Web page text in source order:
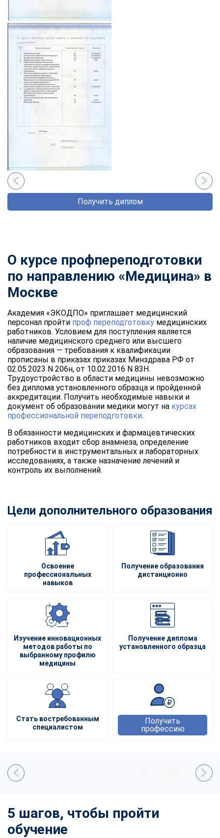
Получить диплом
О курсе профпереподготовки
по направлению «Медицина» в
Москве
Академия «ЭКОДПО» приглашает медицинский
персонал пройти проф переподготовку медицинских
работников. Условием для поступления является
наличие медицинского среднего или высшего
образования — требования к квалификации
прописаны в приказах приказах Минздрава РФ от
02.05.2023 N 206н, от 10.02.2016 N 83Н.
Трудоустройство в области медицины невозможно
без диплома установленного образца и пройденной
аккредитации. Получить необходимые навыки и
документ об образовании медики могут на курсах
профессиональной переподготовки.
В обязанности медицинских и фармацевтических
работников входит сбор анамнеза, определение
потребности в инструментальных и лабораторных
исследованиях, а также назначение лечений и
контроль их выполнений.
Цели дополнительного образования
Освоение
профессиональных
навыков
Получение образования
дистанционно
Изучение инновационных
методов работы по
выбранному профилю
медицины
Получение диплома
установленного образца
Стать востребованным
специалистом
Получить
профессию
5 шагов, чтобы пройти
обучение